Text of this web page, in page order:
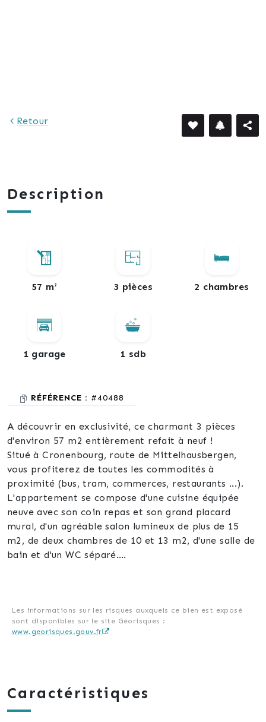
Retour
Description
57 m² 3 pièces 2 chambres
1 garage 1 sdb
RÉFÉRENCE : #40488
A découvrir en exclusivité, ce charmant 3 pièces
d'environ 57 m2 entièrement refait à neuf !
Situé à Cronenbourg, route de Mittelhausbergen,
vous profiterez de toutes les commodités à
proximité (bus, tram, commerces, restaurants ...).
L'appartement se compose d'une cuisine équipée
neuve avec son coin repas et son grand placard
mural, d'un agréable salon lumineux de plus de 15
m2, de deux chambres de 10 et 13 m2, d'une salle de
bain et d'un WC séparé.
Pour plus d'informations ou programmer une visite,
contactez-moi au 0781086874.
Les informations sur les risques auxquels ce bien est exposé
sont disponibles sur le site Géorisques :
www.georisques.gouv.fr
Caractéristiques